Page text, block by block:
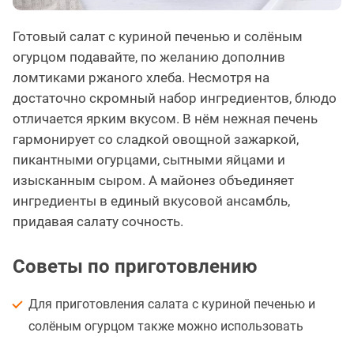
Готовый салат с куриной печенью и солёным
огурцом подавайте, по желанию дополнив
ломтиками ржаного хлеба. Несмотря на
достаточно скромный набор ингредиентов, блюдо
отличается ярким вкусом. В нём нежная печень
гармонирует со сладкой овощной зажаркой,
пикантными огурцами, сытными яйцами и
изысканным сыром. А майонез объединяет
ингредиенты в единый вкусовой ансамбль,
придавая салату сочность.
Советы по приготовлению
Для приготовления салата с куриной печенью и
солёным огурцом также можно использовать